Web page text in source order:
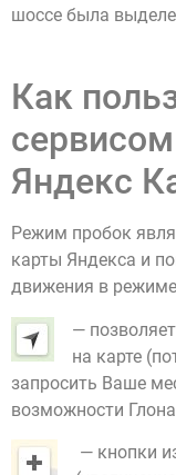
шоссе была
Как
Яндекс
Режим пробок
карты Яндекса и
движения в
—
на карте
запросить Ваше
возможности
— кнопки